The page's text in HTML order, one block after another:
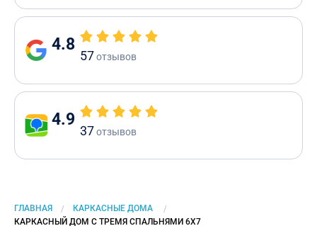
4.8
57отзывов
4.9
37отзывов
ГЛАВНАЯ
КАРКАСНЫЕ ДОМА
CURRENT:
КАРКАСНЫЙ ДОМ С ТРЕМЯ СПАЛЬНЯМИ 6Х7